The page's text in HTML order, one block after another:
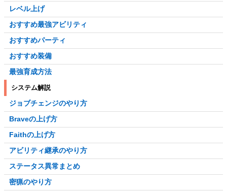
レベル上げ
おすすめ最強アビリティ
おすすめパーティ
おすすめ装備
最強育成方法
システム解説
ジョブチェンジのやり方
Braveの上げ方
Faithの上げ方
アビリティ継承のやり方
ステータス異常まとめ
密猟のやり方